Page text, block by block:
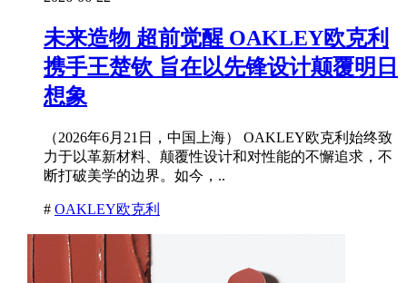
未来造物 超前觉醒 OAKLEY欧克利
携手王楚钦 旨在以先锋设计颠覆明日
想象
（2026年6月21日，中国上海） OAKLEY欧克利始终致
力于以革新材料、颠覆性设计和对性能的不懈追求，不
断打破美学的边界。如今，..
# OAKLEY欧克利